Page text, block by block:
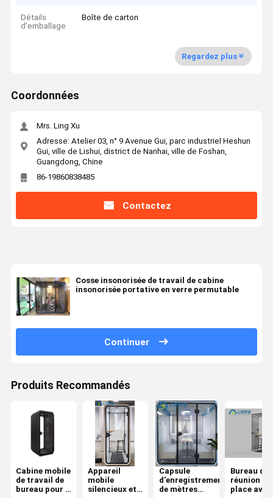
Détails
d'emballage
Boîte de carton
Regardez plus
Coordonnées
Mrs. Ling Xu
Adresse: Atelier 03, n° 9 Avenue Gui, parc industriel Heshun
Gui, ville de Lishui, district de Nanhai, ville de Foshan,
Guangdong, Chine
86-19860838485
Contactez
Cosse insonorisée de travail de cabine
insonorisée portative en verre permutable
Continuer
Produits Recommandés
Cabine mobile
de travail de
bureau pour 1
Appareil
mobile
silencieux et
Capsule
d'enregistrement
de mètres
Bureau de
réunion à
place avec